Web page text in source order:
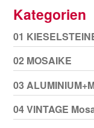
Kategorien
01
02 MOSAIKE
03
04 VINTAGE